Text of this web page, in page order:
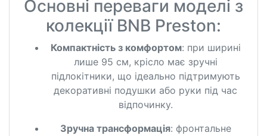
Основні переваги моделі з
колекції BNB Preston:
Компактність з комфортом: при ширині
лише 95 см, крісло має зручні
підлокітники, що ідеально підтримують
декоративні подушки або руки під час
відпочинку.
Зручна трансформація: фронтальне